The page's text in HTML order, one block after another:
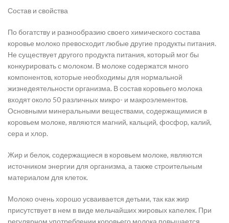
Состав и свойства
По богатству и разнообразию своего химического состава
коровье молоко превосходит любые другие продукты питания.
Не существует другого продукта питания, который мог бы
конкурировать с молоком. В молоке содержатся много
компонентов, которые необходимы для нормальной
жизнедеятельности организма. В состав коровьего молока
входят около 50 различных микро- и макроэлементов.
Основными минеральными веществами, содержащимися в
коровьем молоке, являются магний, кальций, фосфор, калий,
сера и хлор.
Жир и белок, содержащиеся в коровьем молоке, являются
источником энергии для организма, а также строительным
материалом для клеток.
Молоко очень хорошо усваивается детьми, так как жир
присутствует в нем в виде мельчайших жировых капелек. При